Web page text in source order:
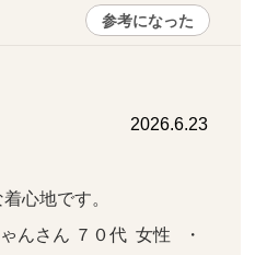
参考になった
2026.6.23
心地です。
んさん ７０代  女性   ・